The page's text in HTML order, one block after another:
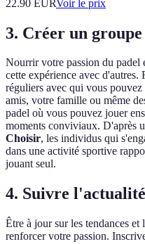
22.90 EURVoir le prix
3. Créer un groupe
Nourrir votre passion du padel
cette expérience avec
réguliers avec qui vous
amis, votre famille ou même
padel où vous pouvez jouer
moments conviviaux. D'après
Choisir, les individus qui
dans une activité sportive
jouant seul.
4. Suivre
Être à jour sur les tendances et
renforcer votre passion.